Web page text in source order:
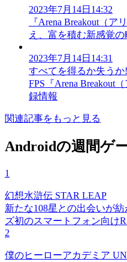
2023年7月14日14:32
『Arena Breakout（
え、富を積む新感覚
2023年7月14日14:31
すべてを得るか失う
FPS『Arena Breakout
録情報
関連記事をもっと見る
Androidの週間ゲ
1
幻想水滸伝 STAR LEAP
新たな108星との出会いが
ズ初のスマートフォン向け
2
僕のヒーローアカデミア